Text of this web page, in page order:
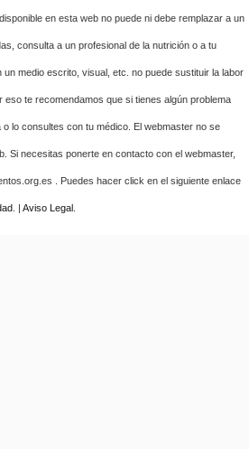
en esta web no puede ni debe remplazar a un
consulta a un profesional de la nutrición o a tu
medio escrito, visual, etc. no puede sustituir la labor
eso te recomendamos que si tienes algún problema
lo consultes con tu médico. El webmaster no se
Si necesitas ponerte en contacto con el webmaster,
. Puedes hacer click en el siguiente enlace
. | Aviso Legal